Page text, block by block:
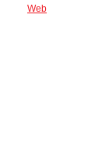
Web